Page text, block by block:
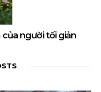
người tối giản